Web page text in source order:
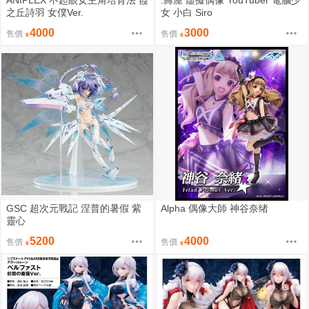
之丘詩羽 女僕Ver.
售價 4000
女 小白 Siro
售價 3000
GSC 超次元戰記 涅普的暑假 紫
靈心
售價 5200
Alpha 偶像大師 神谷奈绪
售價 4000